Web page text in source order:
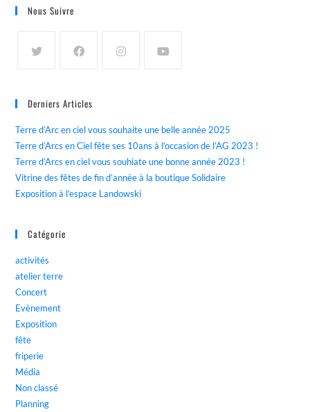
Nous Suivre
Derniers Articles
Terre d’Arc en ciel vous souhaite une belle année 2025
Terre d’Arcs en Ciel fête ses 10ans à l’occasion de l’AG 2023 !
Terre d’Arcs en ciel vous souhiate une bonne année 2023 !
Vitrine des fêtes de fin d’année à la boutique Solidaire
Exposition à l’espace Landowski
Catégorie
activités
atelier terre
Concert
Evènement
Exposition
fête
friperie
Média
Non classé
Planning